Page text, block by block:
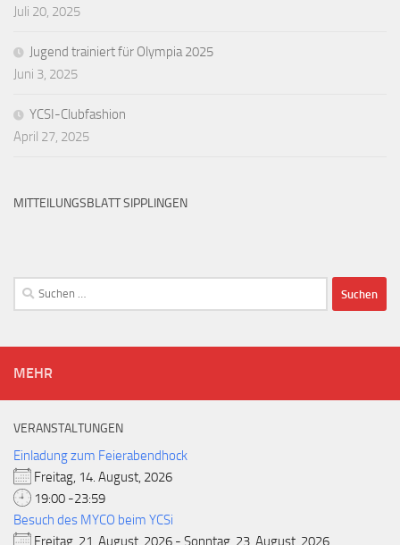
Juli 20, 2025
Jugend trainiert für Olympia 2025
Juni 3, 2025
YCSI-Clubfashion
April 27, 2025
MITTEILUNGSBLATT SIPPLINGEN
Suchen
nach:
MEHR
VERANSTALTUNGEN
Einladung zum Feierabendhock
Freitag, 14. August, 2026
19:00 -23:59
Besuch des MYCO beim YCSi
Freitag, 21. August, 2026 - Sonntag, 23. August, 2026